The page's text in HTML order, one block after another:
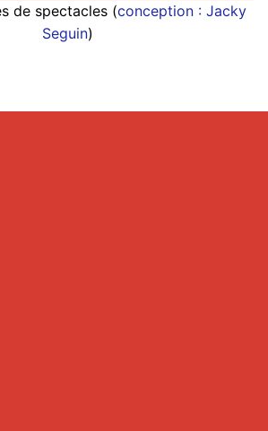
de spectacles (conception : Jacky
Seguin)